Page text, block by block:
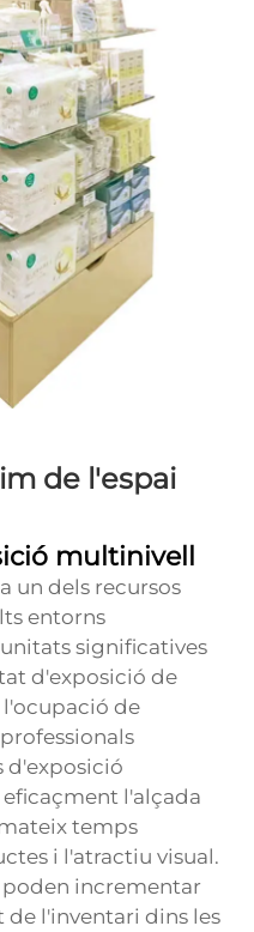
de l'espai
multinivell
un dels recursos
entorns
significatives
d'exposició de
de
d'exposició
l'alçada
temps
i l'atractiu visual.
incrementar
l'inventari dins les